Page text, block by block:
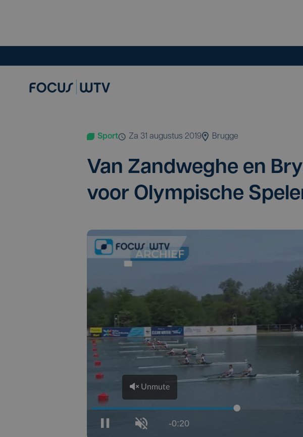
Sport za 31 augustus 2019 Brugge
Van Zand­weg­he en
voor Olym­pi­sche